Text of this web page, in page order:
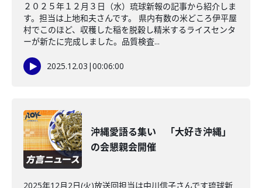
２０２５年１２月３日（水）琉球新報の記事から紹介しま
す。担当は上地和夫さんです。 県内有数の米どころ伊平屋
村でこのほど、収穫した稲を脱穀し精米するライスセンタ
ーが新たに完成しました。品質検査...
2025.12.03 |00:06:00
沖縄愛語る集い 「大好き沖縄」
の会懇親会開催
2025年12月2日(火)放送回担当は中川信子さんです琉球新